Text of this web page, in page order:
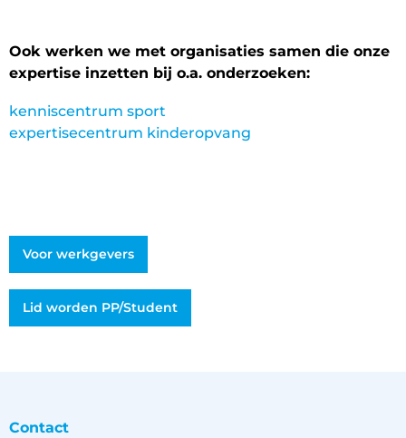
Ook werken we met organisaties samen die onze
expertise inzetten bij o.a. onderzoeken:
kenniscentrum sport
expertisecentrum kinderopvang
Voor werkgevers
Lid worden PP/Student
Contact